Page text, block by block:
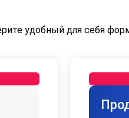
удобный для себя